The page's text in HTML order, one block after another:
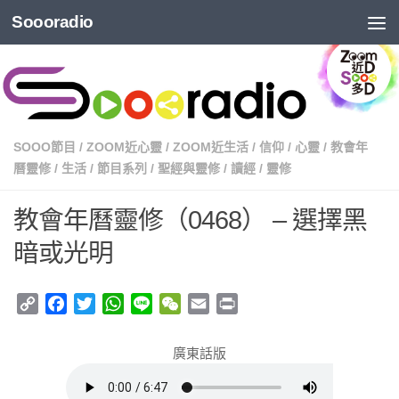
Soooradio
SOOO節目 / ZOOM近心靈 / ZOOM近生活 / 信仰 / 心靈 / 教會年
曆靈修 / 生活 / 節目系列 / 聖經與靈修 / 讀經 / 靈修
教會年曆靈修（0468） – 選擇黑
暗或光明
Copy
Facebook
TwitterWhatsApp
Line WeChat
Email
廣東話版